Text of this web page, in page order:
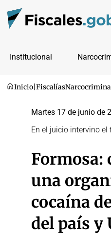
Institucional
Inicio Fiscalías
Martes 17 de junio de
En el juicio intervino el
Formosa:
una
cocaína
del país y